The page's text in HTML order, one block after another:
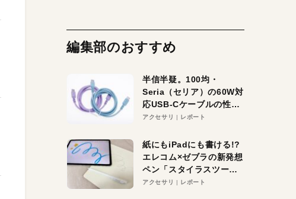
編集部のおすすめ
半信半疑。100均・
Seria（セリア）の60W対
応USB-Cケーブルの性能
を検証。超コスパの1本を
アクセサリ レポート
紙にもiPadにも書ける!?
エレコム×ゼブラの新発想
ペン「スタイラスツーウ
ェイ」レビュー。持ち替
アクセサリ レポート